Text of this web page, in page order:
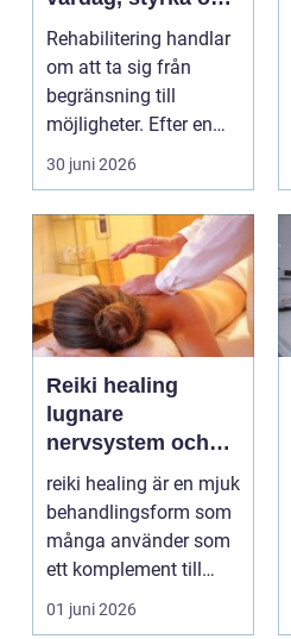
balans
Rehabilitering handlar
om att ta sig från
begränsning till
möjligheter. Efter en
skada, sjukdom elle...
30 juni 2026
Reiki healing
lugnare
nervsystem och
mer balans i
vardagen
reiki healing är en mjuk
behandlingsform som
många använder som
ett komplement till
annan vård. Foku...
01 juni 2026